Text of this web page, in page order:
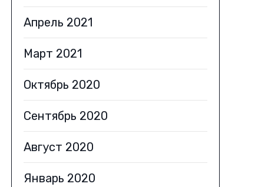
Апрель 2021
Март 2021
Октябрь 2020
Сентябрь 2020
Август 2020
Январь 2020